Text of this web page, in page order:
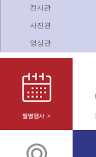
전시관
사진관
영상관